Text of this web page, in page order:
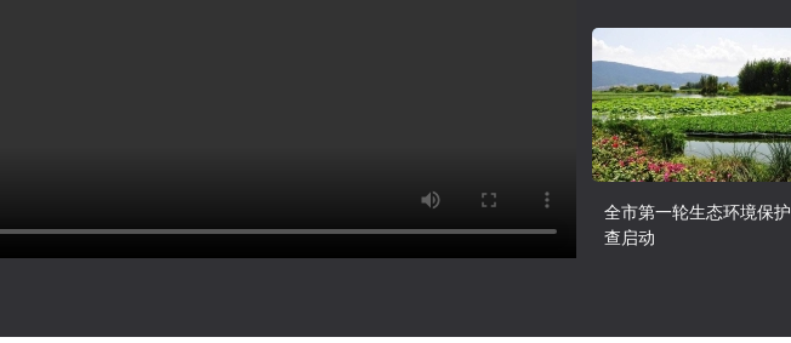
全市第一轮生态环境保
查启动